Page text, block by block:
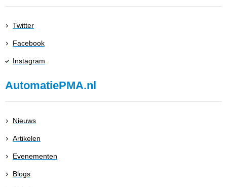
Twitter
Facebook
Instagram
AutomatiePMA.nl
Nieuws
Artikelen
Evenementen
Blogs